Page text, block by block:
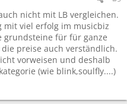
nicht mit LB vergleichen.
mit viel erfolg im musicbiz
grundsteine für für ganze
preise auch verständlich.
vorweisen und deshalb
(wie blink,soulfly....)